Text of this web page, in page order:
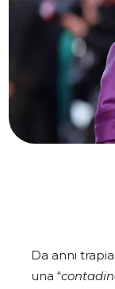
Da anni
una “